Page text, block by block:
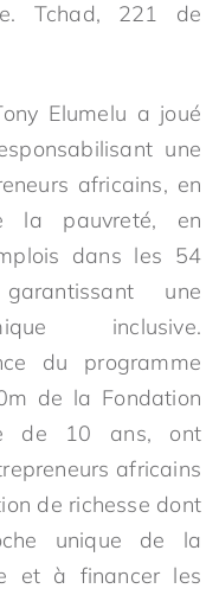
Tchad, 221 de
Elumelu a joué
une
africains, en
la pauvreté, en
dans les 54
une
inclusive.
du programme
de la Fondation
de 10 ans, ont
africains
de richesse dont
unique de la
et à financer les